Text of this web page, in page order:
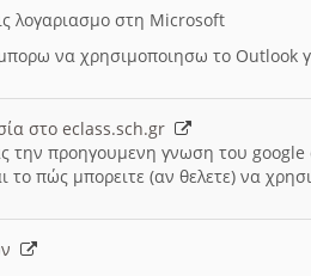
λογαριασμο στη Microsoft
να χρησιμοποιησω το Outlook
στο eclass.sch.gr
την προηγουμενη γνωση του
το πώς μπορειτε (αν θελετε) να